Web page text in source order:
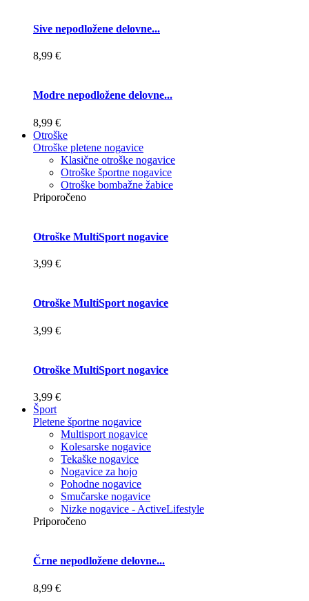
Sive nepodložene delovne...
8,99 €
Modre nepodložene delovne...
8,99 €
Otroške
Otroške pletene nogavice
Klasične otroške nogavice
Otroške športne nogavice
Otroške bombažne žabice
Priporočeno
Otroške MultiSport nogavice
3,99 €
Otroške MultiSport nogavice
3,99 €
Otroške MultiSport nogavice
3,99 €
Šport
Pletene športne nogavice
Multisport nogavice
Kolesarske nogavice
Tekaške nogavice
Nogavice za hojo
Pohodne nogavice
Smučarske nogavice
Nizke nogavice - ActiveLifestyle
Priporočeno
Črne nepodložene delovne...
8,99 €